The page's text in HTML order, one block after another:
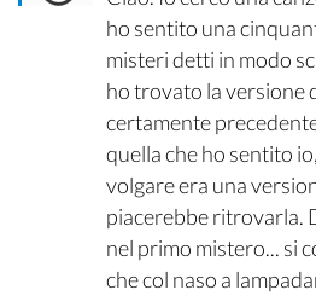
ho sentito una
misteri detti in modo
ho trovato la versione
certamente
quella che ho sentito
volgare era una
piacerebbe ritrovarla.
nel primo mistero... si
che col naso a